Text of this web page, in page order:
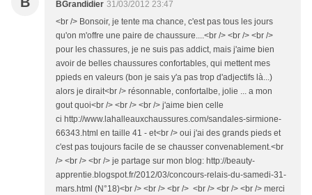
BGrandidier 31/03/2012 23:47
<br /> Bonsoir, je tente ma chance, c'est pas tous les jours
qu'on m'offre une paire de chaussure....<br /> <br /> <br />
pour les chassures, je ne suis pas addict, mais j'aime bien
avoir de belles chaussures confortables, qui mettent mes
ppieds en valeurs (bon je sais y'a pas trop d'adjectifs là...)
alors je dirait<br /> résonnable, confortalbe, jolie ... a mon
gout quoi<br /> <br /> <br /> j'aime bien celle
ci http://www.lahalleauxchaussures.com/sandales-sirmione-
66343.html en taille 41 - et<br /> oui j'ai des grands pieds et
c'est pas toujours facile de se chausser convenablement.<br
/> <br /> <br /> je partage sur mon blog: http://beauty-
apprentie.blogspot.fr/2012/03/concours-relais-du-samedi-31-
mars.html (N°18)<br /> <br /> <br /> <br /> <br /> <br /> merci